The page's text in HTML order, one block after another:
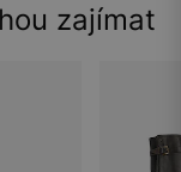
zajímat